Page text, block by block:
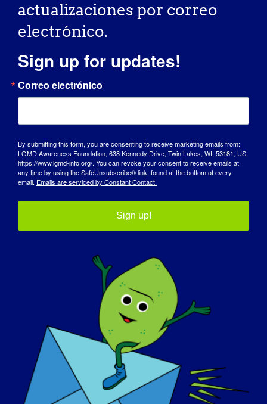
diseñar futuros ensayos clínicos y
comprender la historia natural de estas
enfermedades para atender mejor a los
modo, el trabajo epidemiológico es
importante para comprender la historia
natural de los distintos tipos de distrofia
plantean diseñar ensayos de tratamiento:
necesitan saber cuántos pacientes hay
para determinar cómo diseñar un ensayo
que sea factible y realista. Espero que los
esfuerzos de nuestros equipos
contribuyan a mejorar el tratamiento de
los pacientes con distrofias musculares.
otras personas interesadas en la LGMD
supieran sobre la investigación (sus
propios proyectos y sobre el campo en
Los pacientes deben comprender que
incluso responder a preguntas sencillas
sobre seres humanos suele ser un trabajo
lento. Esto es especialmente cierto en el
caso de las enfermedades raras. Los seres
actualizaciones por correo
electrónico.
Sign up for updates!
Correo electrónico
By submitting this form, you are consenting to receive marketing emails from:
LGMD Awareness Foundation, 638 Kennedy Drive, Twin Lakes, WI, 53181, US,
https://www.lgmd-info.org/. You can revoke your consent to receive emails at
any time by using the SafeUnsubscribe® link, found at the bottom of every
email. Emails are serviced by Constant Contact.
Sign up!